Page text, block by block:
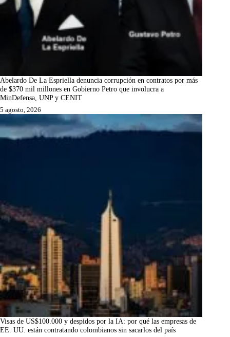
Abelardo De La Espriella denuncia corrupción en contratos por más
de $370 mil millones en Gobierno Petro que involucra a
MinDefensa, UNP y CENIT
5 agosto, 2026
Visas de US$100.000 y despidos por la IA: por qué las empresas de
EE. UU. están contratando colombianos sin sacarlos del país